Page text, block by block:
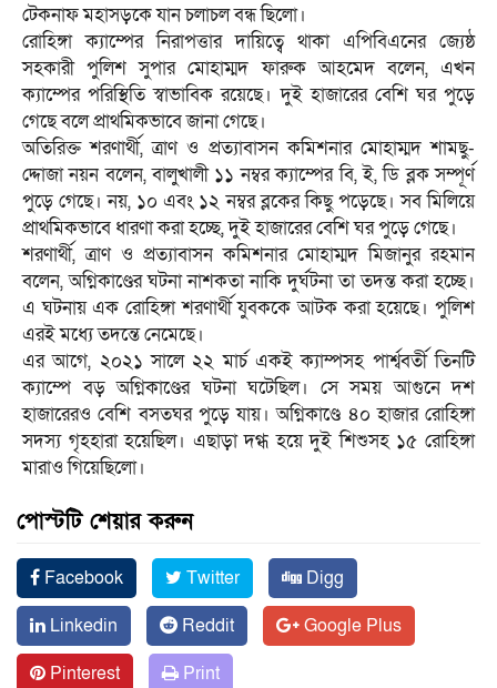
টেকনাফ মহাসড়কে যান চলাচল বন্ধ ছিলো।
রোহিঙ্গা ক্যাম্পের নিরাপত্তার দায়িত্বে থাকা এপিবিএনের জ্যেষ্ঠ
সহকারী পুলিশ সুপার মোহাম্মদ ফারুক আহমেদ বলেন, এখন
ক্যাম্পের পরিস্থিতি স্বাভাবিক রয়েছে। দুই হাজারের বেশি ঘর পুড়ে
গেছে বলে প্রাথমিকভাবে জানা গেছে।
অতিরিক্ত শরণার্থী, ত্রাণ ও প্রত্যাবাসন কমিশনার মোহাম্মদ শামছু-
দ্দোজা নয়ন বলেন, বালুখালী ১১ নম্বর ক্যাম্পের বি, ই, ডি ব্লক সম্পূর্ণ
পুড়ে গেছে। নয়, ১০ এবং ১২ নম্বর ব্লকের কিছু পড়েছে। সব মিলিয়ে
প্রাথমিকভাবে ধারণা করা হচ্ছে, দুই হাজারের বেশি ঘর পুড়ে গেছে।
শরণার্থী, ত্রাণ ও প্রত্যাবাসন কমিশনার মোহাম্মদ মিজানুর রহমান
বলেন, অগ্নিকাণ্ডের ঘটনা নাশকতা নাকি দুর্ঘটনা তা তদন্ত করা হচ্ছে।
এ ঘটনায় এক রোহিঙ্গা শরণার্থী যুবককে আটক করা হয়েছে। পুলিশ
এরই মধ্যে তদন্তে নেমেছে।
এর আগে, ২০২১ সালে ২২ মার্চ একই ক্যাম্পসহ পার্শ্ববর্তী তিনটি
ক্যাম্পে বড় অগ্নিকাণ্ডের ঘটনা ঘটেছিল। সে সময় আগুনে দশ
হাজারেরও বেশি বসতঘর পুড়ে যায়। অগ্নিকাণ্ডে ৪০ হাজার রোহিঙ্গা
সদস্য গৃহহারা হয়েছিল। এছাড়া দগ্ধ হয়ে দুই শিশুসহ ১৫ রোহিঙ্গা
মারাও গিয়েছিলো।
পোস্টটি শেয়ার করুন
Facebook Twitter
Digg
Linkedin
Reddit
Google Plus
Pinterest
Print